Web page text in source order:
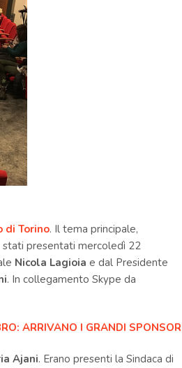
di Torino. Il tema principale,
stati presentati mercoledì 22
Nicola Lagioia e dal Presidente
. In collegamento Skype da
ARRIVANO I GRANDI SPONSOR
Ajani. Erano presenti la Sindaca di